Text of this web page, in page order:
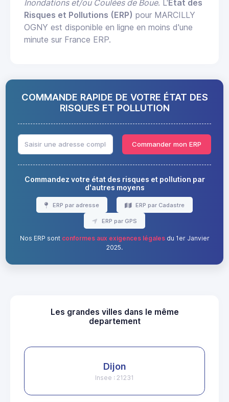
Inondations et/ou Coulées de Boue. L' État des
Risques et Pollutions (ERP) pour MARCILLY
OGNY est disponible en ligne en moins d'une
minute sur France ERP.
COMMANDE RAPIDE DE VOTRE ÉTAT DES
RISQUES ET POLLUTION
Commander mon ERP
Commandez votre état des risques et pollution par
d'autres moyens
ERP par adresse ERP par Cadastre
ERP par GPS
Nos ERP sont conformes aux exigences légalesdu 1er Janvier
2025.
Les grandes villes dans le même
departement
Dijon
Insee : 21231